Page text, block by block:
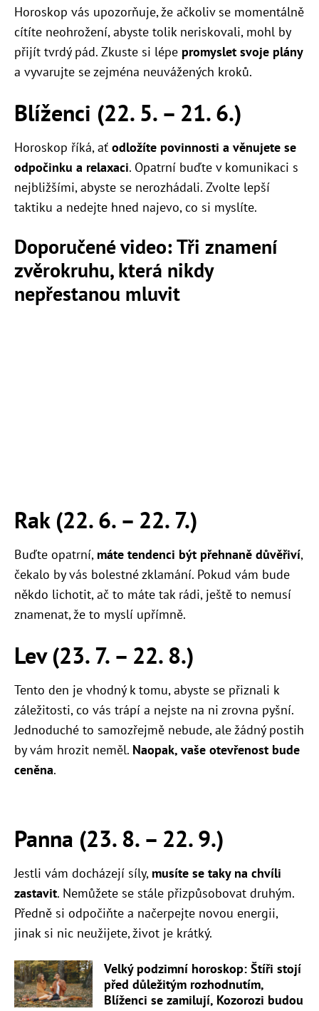
Horoskop vás upozorňuje, že ačkoliv se momentálně
cítíte neohrožení, abyste tolik neriskovali, mohl by
přijít tvrdý pád. Zkuste si lépe promyslet svoje plány
a vyvarujte se zejména neuvážených kroků.
Blíženci (22. 5. – 21. 6.)
Horoskop říká, ať odložíte povinnosti a věnujete se
odpočinku a relaxaci. Opatrní buďte v komunikaci s
nejbližšími, abyste se nerozhádali. Zvolte lepší
taktiku a nedejte hned najevo, co si myslíte.
Doporučené video: Tři znamení
zvěrokruhu, která nikdy
nepřestanou mluvit
Rak (22. 6. – 22. 7.)
Buďte opatrní, máte tendenci být přehnaně důvěřiví,
čekalo by vás bolestné zklamání. Pokud vám bude
někdo lichotit, ač to máte tak rádi, ještě to nemusí
znamenat, že to myslí upřímně.
Lev (23. 7. – 22. 8.)
Tento den je vhodný k tomu, abyste se přiznali k
záležitosti, co vás trápí a nejste na ni zrovna pyšní.
Jednoduché to samozřejmě nebude, ale žádný postih
by vám hrozit neměl. Naopak, vaše otevřenost bude
ceněna.
Panna (23. 8. – 22. 9.)
Jestli vám docházejí síly, musíte se taky na chvíli
zastavit. Nemůžete se stále přizpůsobovat druhým.
Předně si odpočiňte a načerpejte novou energii,
jinak si nic neužijete, život je krátký.
Velký podzimní horoskop: Štíři stojí
před důležitým rozhodnutím,
Blíženci se zamilují, Kozorozi budou